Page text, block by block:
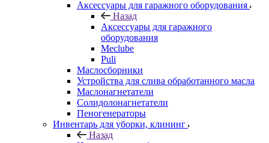
Аксессуары для гаражного оборудования
Назад
Аксессуары для гаражного
оборудования
Meclube
Puli
Маслосборники
Устройства для слива обработанного масла
Маслонагнетатели
Солидолонагнетатели
Пеногенераторы
Инвентарь для уборки, клининг
Назад